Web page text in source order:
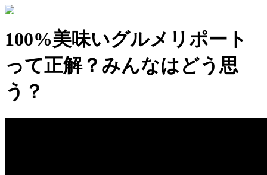
100%美味いグルメリポート
って正解？みんなはどう思
う？